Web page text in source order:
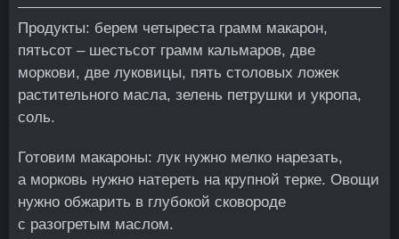
Продукты: берем четыреста грамм макарон,
пятьсот – шестьсот грамм кальмаров, две
моркови, две луковицы, пять столовых ложек
растительного масла, зелень петрушки и укропа,
соль.
Готовим макароны: лук нужно мелко нарезать,
а морковь нужно натереть на крупной терке. Овощи
нужно обжарить в глубокой сковороде
с разогретым маслом.